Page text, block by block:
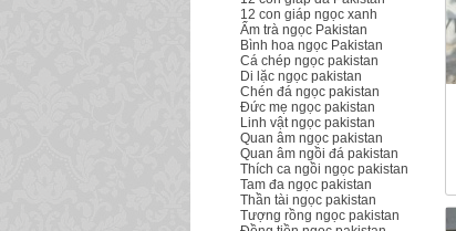
12 con giáp ngọc xanh
Ấm trà ngọc Pakistan
Bình hoa ngọc Pakistan
Cá chép ngọc pakistan
Di lặc ngọc pakistan
Chén đá ngọc pakistan
Đức mẹ ngọc pakistan
Linh vật ngọc pakistan
Quan âm ngọc pakistan
Quan âm ngồi đá pakistan
Thích ca ngồi ngọc pakistan
Tam đa ngọc pakistan
Thần tài ngọc pakistan
Tượng rồng ngọc pakistan